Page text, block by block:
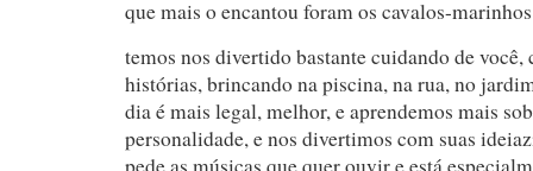
que mais o encantou foram os cavalos-
temos nos divertido bastante cuidando de você,
histórias, brincando na piscina, na rua, no
dia é mais legal, melhor, e aprendemos mais
personalidade, e nos divertimos com suas